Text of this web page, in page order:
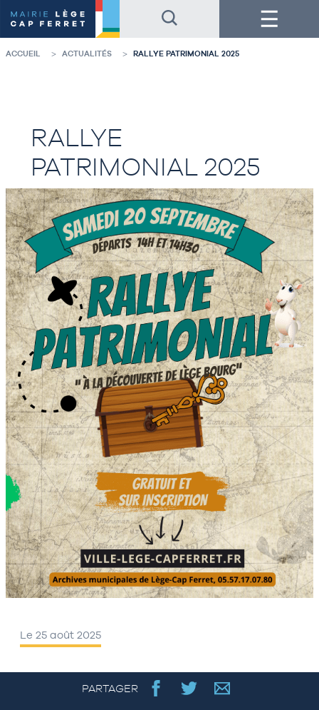
au
contenu
de
la
au
pied
de
page
Menu
ACCUEIL ACTUALITÉS RALLYE PATRIMONIAL 2025
RALLYE
PATRIMONIAL 2025
Le 25 août 2025
PARTAGER